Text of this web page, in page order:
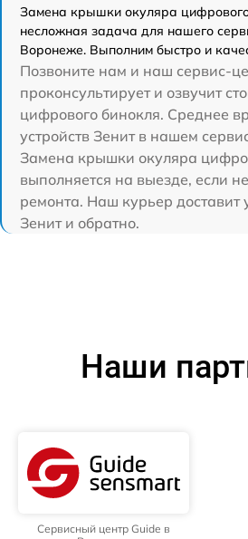
Замена крышки окуляра
несложная задача для нашего
Воронеже. Выполним быстро и
Позвоните нам и наш сервис-
проконсультирует и озвучит
цифрового бинокля. Среднее
устройств Зенит в нашем
Замена крышки окуляра
выполняется на выезде, если
ремонта. Наш курьер доставит
Зенит и обратно.
Наши
Сервисный центр Guide в